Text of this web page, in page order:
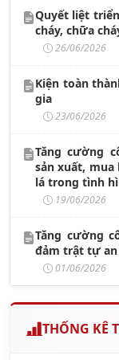
Quyết liệt
cháy, chữa
26/06/2026
Kiện toàn
gia
23/06/2026
Tăng cường
sản xuất,
lá trong tình
19/06/2026
Tăng cường
đảm trật tự
01/06/2026
THỐNG KÊ